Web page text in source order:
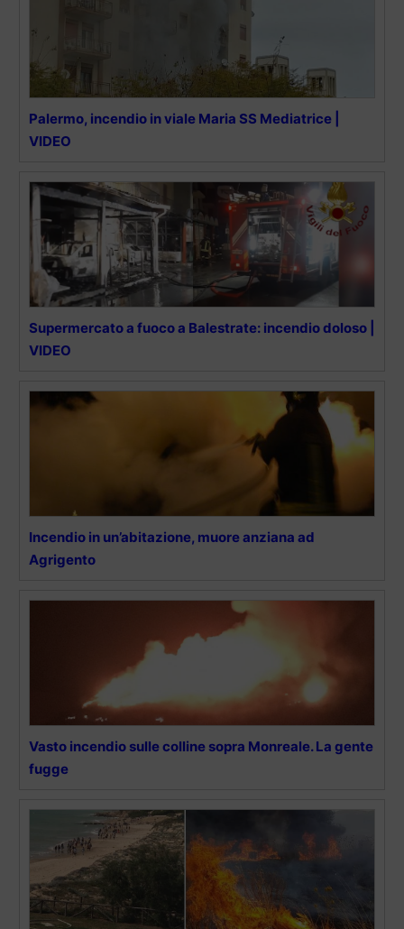
Palermo, incendio in viale Maria SS Mediatrice |
VIDEO
Supermercato a fuoco a Balestrate: incendio doloso |
VIDEO
Incendio in un’abitazione, muore anziana ad
Agrigento
Vasto incendio sulle colline sopra Monreale. La gente
fugge